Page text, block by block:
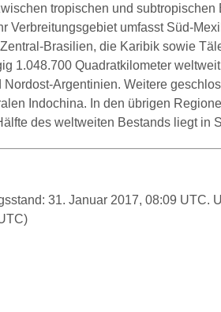
tropischen und
Verbreitungsgebiet umfasst Süd-
Brasilien, die Karibik sowie
1.048.700 Quadratkilometer
Argentinien. Weitere
Indochina. In den übrigen
des weltweiten Bestands liegt in
31. Januar 2017, 08:09 UTC.